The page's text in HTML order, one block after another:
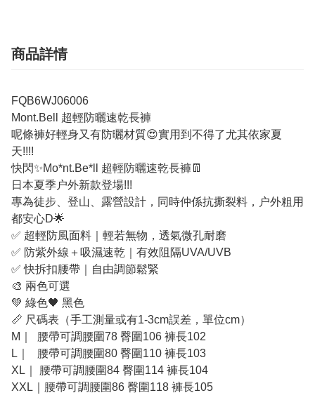
商品詳情
FQB6WJ06006
Mont.Bell 超輕防曬速乾長褲
呢條褲好輕身又有防曬材質😍實用到不得了尤其依家夏
天!!!!
快閃✨Mo*nt.Be*ll 超輕防曬速乾長褲👖
日本夏季户外新款登場!!!
專為徒步、登山、露營設計，同時仲係抗撕裂料，户外粗用
都安心D🌟
✅ 超輕防風面料｜輕若無物，透氣微孔耐磨
✅ 防紫外線＋吸濕速乾｜有效阻隔UVA/UVB
✅ 快拆扣腰帶｜自由調節鬆緊
🎨 兩色可選
💚 綠色🖤 黑色
📏 尺碼表（手工測量或有1-3cm誤差，單位cm）
M｜ 腰帶可調腰圍78 臀圍106 褲長102
L｜ 腰帶可調腰圍80 臀圍110 褲長103
XL｜ 腰帶可調腰圍84 臀圍114 褲長104
XXL｜腰帶可調腰圍86 臀圍118 褲長105